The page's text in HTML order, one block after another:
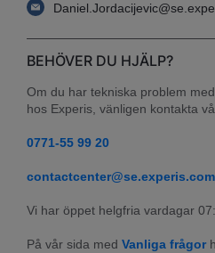
BEHÖVER DU HJÄLP?
Om du har tekniska problem
hos Experis, vänligen kontakta
0771-55 99 20
contactcenter@se.experis.com
Vi har öppet helgfria vardagar
På vår sida med Vanliga frågor